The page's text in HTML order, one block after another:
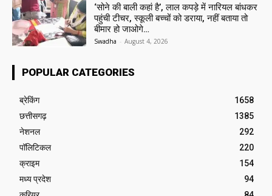
‘सोने की बाली कहां है’, लाल कपड़े में नारियल बांधकर
पहुंची टीचर, स्कूली बच्चों को डराया, नहीं बताया तो
बीमार हो जाओगे…
Swadha - August 4, 2026
POPULAR CATEGORIES
ब्रेकिंग
1658
छत्तीसगढ़
1385
नेशनल
292
पॉलिटिकल
220
क्राइम
154
मध्य प्रदेश
94